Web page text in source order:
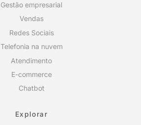
Gestão empresarial
Vendas
Redes Sociais
Telefonia na nuvem
Atendimento
E-commerce
Chatbot
Explorar